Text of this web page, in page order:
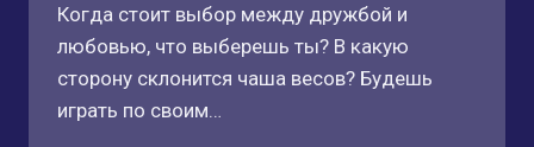
Когда стоит выбор между дружбой и
любовью, что выберешь ты? В какую
сторону склонится чаша весов? Будешь
играть по своим…